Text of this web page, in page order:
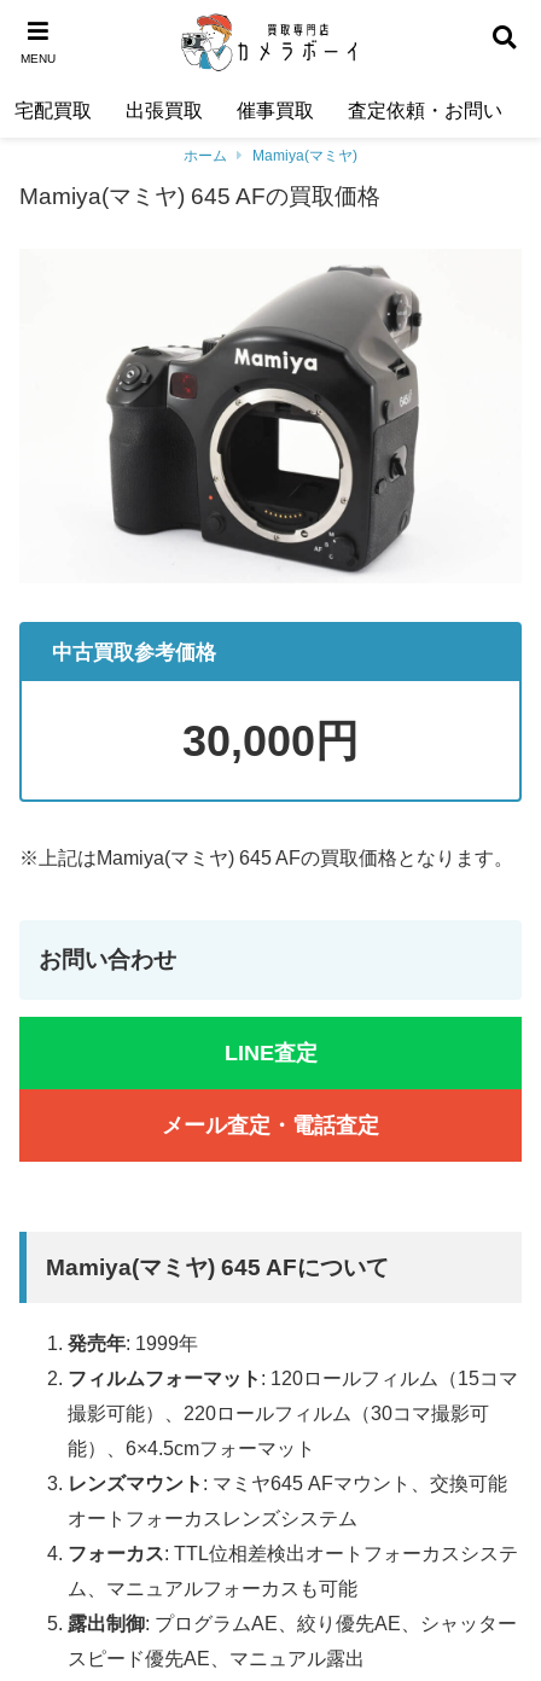
MENU
宅配買取 出張買取 催事買取 査定依頼・お問い合
ホーム Mamiya(マミヤ)
Mamiya(マミヤ) 645 AFの買取価格
中古買取参考価格
30,000円
※上記はMamiya(マミヤ) 645 AFの買取価格となります。
お問い合わせ
LINE査定
メール査定・電話査定
Mamiya(マミヤ) 645 AFについて
発売年: 1999年
フィルムフォーマット : 120ロールフィルム（15コマ
撮影可能）、220ロールフィルム（30コマ撮影可
能）、6×4.5cmフォーマット
レンズマウント : マミヤ645 AFマウント、交換可能
オートフォーカスレンズシステム
フォーカス: TTL位相差検出オートフォーカスシステ
ム、マニュアルフォーカスも可能
露出制御: プログラムAE、絞り優先AE、シャッター
スピード優先AE、マニュアル露出